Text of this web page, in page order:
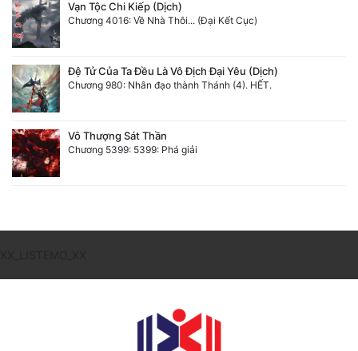
Vạn Tộc Chi Kiếp (Dịch)
Chương 4016: Về Nhà Thôi... (Đại Kết Cục)
Đệ Tử Của Ta Đều Là Vô Địch Đại Yêu (Dịch)
Chương 980: Nhân đạo thành Thánh (4). HẾT.
Vô Thượng Sát Thần
Chương 5399: 5399: Phá giải